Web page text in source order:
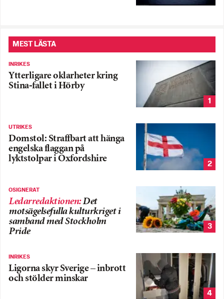
MEST LÄSTA
INRIKES
Ytterligare oklarheter kring
Stina-fallet i Hörby
1
UTRIKES
Domstol: Straffbart att hänga
engelska flaggan på
lyktstolpar i Oxfordshire
2
OSIGNERAT
Ledarredaktionen:Det
motsägelsefulla kulturkriget i
samband med Stockholm
Pride
3
INRIKES
Ligorna skyr Sverige – inbrott
och stölder minskar
4